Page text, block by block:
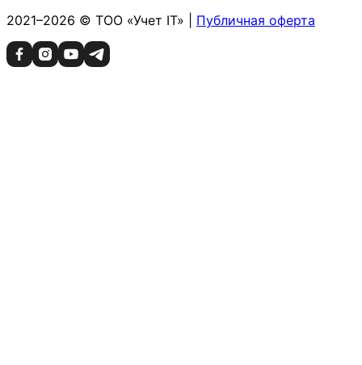
2021–2026 © ТОО «Учет IT» | Публичная оферта